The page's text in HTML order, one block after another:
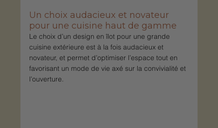
Un choix audacieux et novateur
pour une cuisine haut de gamme
Le choix d’un design en îlot pour une grande
cuisine extérieure est à la fois audacieux et
novateur, et permet d’optimiser l’espace tout en
favorisant un mode de vie axé sur la convivialité et
l’ouverture.